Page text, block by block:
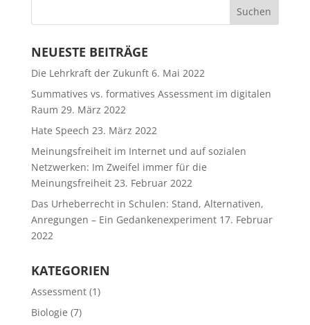
Suchen
NEUESTE BEITRÄGE
Die Lehrkraft der Zukunft 6. Mai 2022
Summatives vs. formatives Assessment im digitalen
Raum 29. März 2022
Hate Speech 23. März 2022
Meinungsfreiheit im Internet und auf sozialen
Netzwerken: Im Zweifel immer für die
Meinungsfreiheit 23. Februar 2022
Das Urheberrecht in Schulen: Stand, Alternativen,
Anregungen – Ein Gedankenexperiment 17. Februar
2022
KATEGORIEN
Assessment(1)
Biologie (7)